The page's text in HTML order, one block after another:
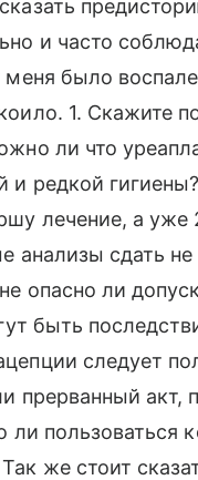
и часто
было
1. Скажите
ли что
и редкой
лечение, а уже
анализы сдать
опасно ли
быть
следует
прерванный акт,
ли пользоваться
же стоит